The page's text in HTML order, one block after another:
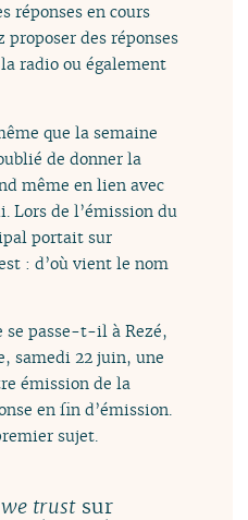
réponses en cours
proposer des réponses
radio ou également
que la semaine
de donner la
même en lien avec
Lors de l’émission du
portait sur
: d’où vient le nom
se passe-t-il à Rezé,
samedi 22 juin, une
émission de la
en fin d’émission.
sujet.
trustsur